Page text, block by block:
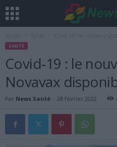
SANTÉ
Covid-19 : le
Novavax
Par News Santé - 28 février 2022